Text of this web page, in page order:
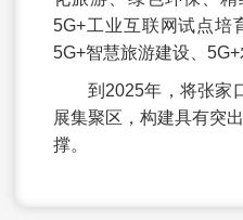
5G+工业互联网试点培
5G+智慧旅游建设、
到2025年，将张家
展集聚区，构建具有突
撑。